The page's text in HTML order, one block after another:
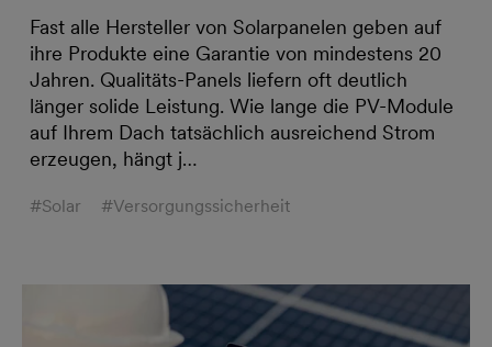
Fast alle Hersteller von Solarpanelen geben auf
ihre Produkte eine Garantie von mindestens 20
Jahren. Qualitäts-Panels liefern oft deutlich
länger solide Leistung. Wie lange die PV-Module
auf Ihrem Dach tatsächlich ausreichend Strom
erzeugen, hängt j…
#Solar #Versorgungssicherheit